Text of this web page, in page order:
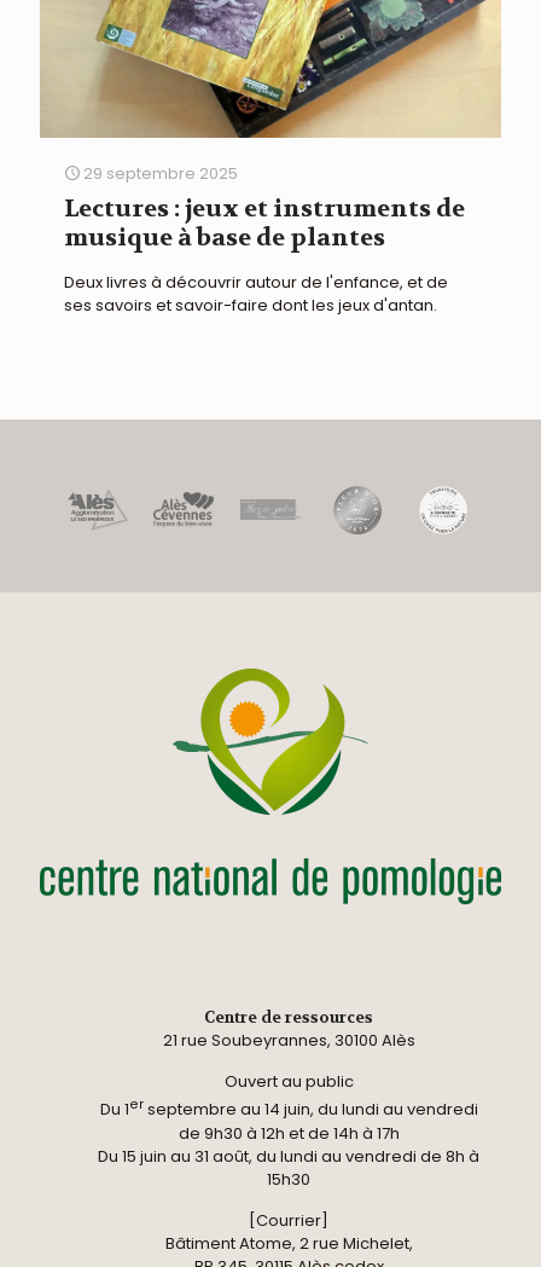
29 septembre 2025
Lectures : jeux et instruments de
musique à base de plantes
Deux livres à découvrir autour de l'enfance, et de
ses savoirs et savoir-faire dont les jeux d'antan.
Centre de ressources
21 rue Soubeyrannes, 30100 Alès
Ouvert au public
Du 1erseptembre au 14 juin, du lundi au vendredi
de 9h30 à 12h et de 14h à 17h
Du 15 juin au 31 août, du lundi au vendredi de 8h à
15h30
[Courrier]
Bâtiment Atome, 2 rue Michelet,